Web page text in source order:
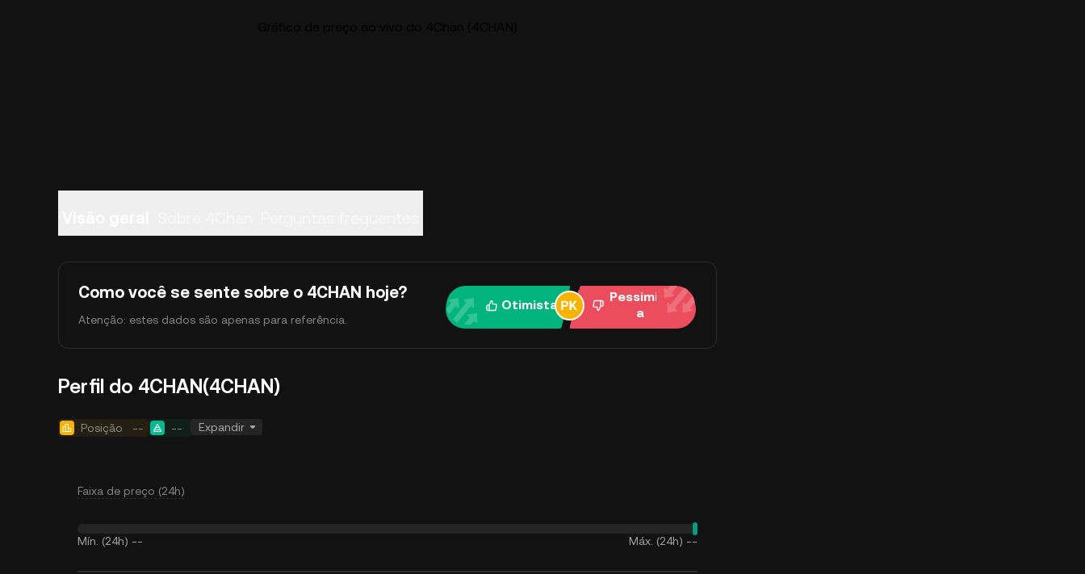
Como você se sente sobre o 4CHAN hoje?
Atenção: estes dados são apenas para referência.
Otimista
Pessimist
a
Perfil do 4CHAN(4CHAN)
Posição -- -- Expandir
Faixa de preço (24h)
Mín. (24h) -- Máx. (24h) --